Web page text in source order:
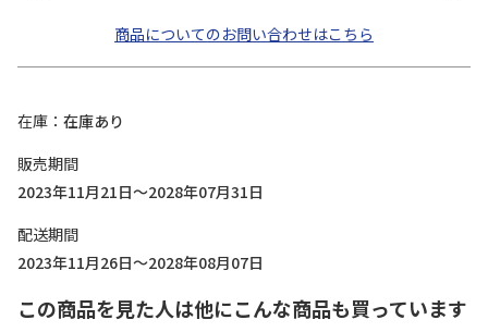
商品についてのお問い合わせはこちら
在庫
在庫あり
販売期間
2023年11月21日～2028年07月31日
配送期間
2023年11月26日～2028年08月07日
この商品を見た人は他にこんな商品も買っています